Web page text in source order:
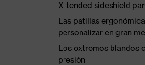
X-tended sideshield
Las patillas
personalizar en gran
Los extremos blandos
presión